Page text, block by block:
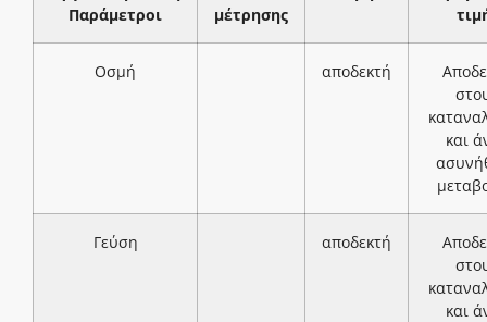
Παράμετροι
μέτρησης
Οσμή αποδεκτή
και
Γεύση αποδεκτή
και